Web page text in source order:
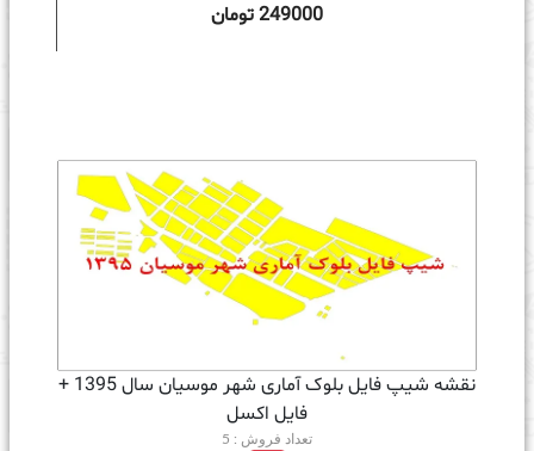
249000 تومان
نقشه شیپ فایل بلوک آماری شهر موسیان سال 1395 +
فايل اكسل
تعداد فروش : 5